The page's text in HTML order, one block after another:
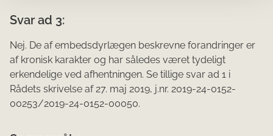
Svar ad 3:
Nej. De af embedsdyrlægen beskrevne forandringer er
af kronisk karakter og har således været tydeligt
erkendelige ved afhentningen. Se tillige svar ad 1 i
Rådets skrivelse af 27. maj 2019, j.nr. 2019-24-0152-
00253/2019-24-0152-00050.